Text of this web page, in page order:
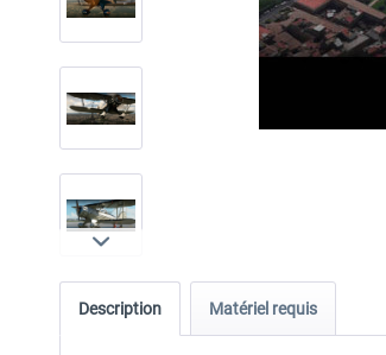
Description Matériel requis